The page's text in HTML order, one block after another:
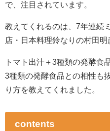
で、注目されています。
教えてくれるのは、7年連続
店・日本料理鈴なりの村田明
トマト出汁＋3種類の発酵食
3種類の発酵食品との相性も
り方を教えてくれました。
contents